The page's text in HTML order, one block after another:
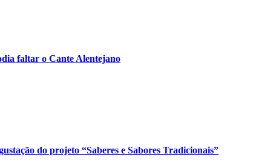
faltar o Cante Alentejano
do projeto “Saberes e Sabores Tradicionais”